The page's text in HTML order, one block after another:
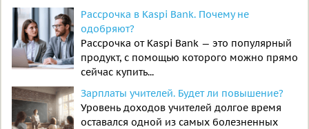
Рассрочка в Kaspi Bank. Почему не
одобряют?
Рассрочка от Kaspi Bank — это популярный
продукт, с помощью которого можно прямо
сейчас купить...
Зарплаты учителей. Будет ли повышение?
Уровень доходов учителей долгое время
оставался одной из самых болезненных